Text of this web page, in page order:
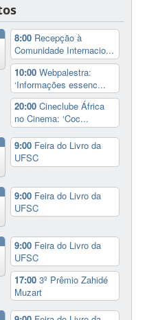
8:00 Recepção à
Comunidade Internacio...
10:00Webpalestra:
‘Informações essenc...
20:00Cineclube África
no Cinema: ‘Coc...
9:00 Feira do Livro da
UFSC
9:00 Feira do Livro da
UFSC
9:00 Feira do Livro da
UFSC
17:003º Prêmio Zahidé
Muzart